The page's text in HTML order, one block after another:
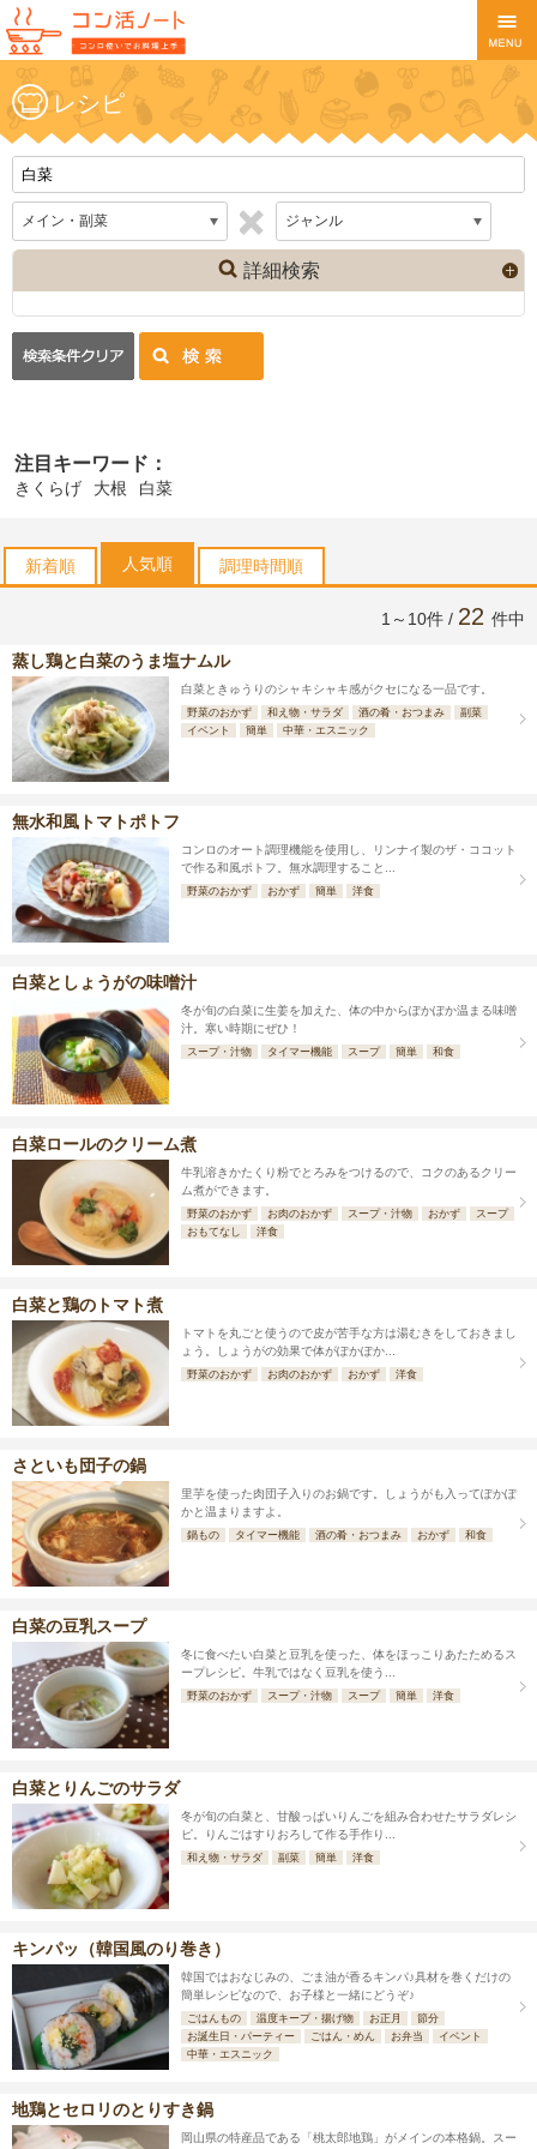
レシピ
詳細検索
注目キーワード：
きくらげ 大根 白菜
新着順 人気順 調理時間順
1～10件 / 22 件中
蒸し鶏と白菜のうま塩ナムル
白菜ときゅうりのシャキシャキ感がクセになる一品です。
野菜のおかず 和え物・サラダ 酒の肴・おつまみ
副菜
イベント
簡単 中華・エスニック
無水和風トマトポトフ
コンロのオート調理機能を使用し、リンナイ製のザ・ココット
で作る和風ポトフ。無水調理すること...
野菜のおかず おかず 簡単 洋食
白菜としょうがの味噌汁
冬が旬の白菜に生姜を加えた、体の中からぽかぽか温まる味噌
汁。寒い時期にぜひ！
スープ・汁物 タイマー機能 スープ 簡単 和食
白菜ロールのクリーム煮
牛乳溶きかたくり粉でとろみをつけるので、コクのあるクリー
ム煮ができます。
野菜のおかず お肉のおかず スープ・汁物 おかず
スープ
おもてなし
洋食
白菜と鶏のトマト煮
トマトを丸ごと使うので皮が苦手な方は湯むきをしておきまし
ょう。しょうがの効果で体がぽかぽか...
野菜のおかず お肉のおかず おかず 洋食
さといも団子の鍋
里芋を使った肉団子入りのお鍋です。しょうがも入ってぽかぽ
かと温まりますよ。
鍋もの タイマー機能 酒の肴・おつまみ おかず 和食
白菜の豆乳スープ
冬に食べたい白菜と豆乳を使った、体をほっこりあたためるス
ープレシピ。牛乳ではなく豆乳を使う...
野菜のおかず スープ・汁物 スープ 簡単 洋食
白菜とりんごのサラダ
冬が旬の白菜と、甘酸っぱいりんごを組み合わせたサラダレシ
ピ。りんごはすりおろして作る手作り...
和え物・サラダ 副菜 簡単 洋食
キンパッ（韓国風のり巻き）
韓国ではおなじみの、ごま油が香るキンパ♪具材を巻くだけの
簡単レシピなので、お子様と一緒にどうぞ♪
ごはんもの 温度キープ・揚げ物 お正月
節分
お誕生日・パーティー
ごはん・めん お弁当
イベント
中華・エスニック
地鶏とセロリのとりすき鍋
岡山県の特産品である「桃太郎地鶏」がメインの本格鍋。スー